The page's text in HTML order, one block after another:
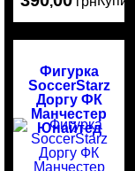
Фигурка
SoccerStarz
Доргу ФК
Манчестер
Юнайтед